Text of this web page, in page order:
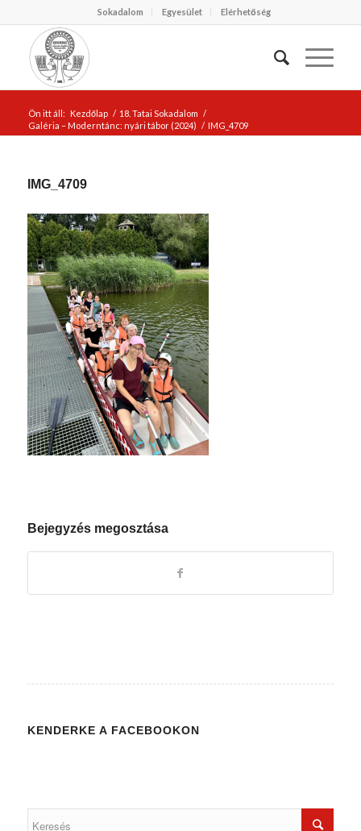
Sokadalom Egyesület Elérhetőség
Ön itt áll: Kezdőlap / 18. Tatai Sokadalom /
Galéria – Moderntánc: nyári tábor (2024) / IMG_4709
IMG_4709
Bejegyzés megosztása
KENDERKE A FACEBOOKON